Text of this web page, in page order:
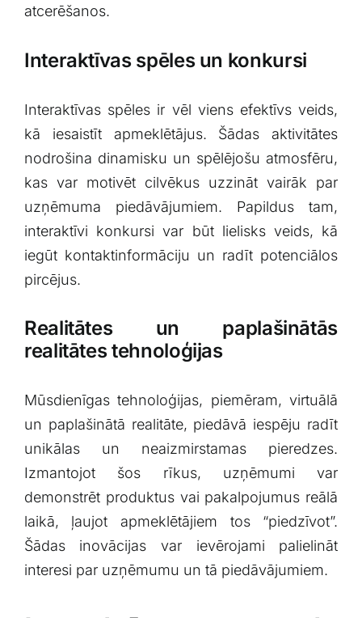
atcerēšanos.
Interaktīvas spēles ​un konkursi
Interaktīvas spēles ir vēl viens efektīvs veids,
kā iesaistīt apmeklētājus. Šādas aktivitātes
nodrošina dinamisku un spēlējošu atmosfēru,
⁢kas var motivēt cilvēkus uzzināt vairāk ‍par‌
uzņēmuma piedāvājumiem. Papildus tam,
interaktīvi konkursi ⁢var būt lielisks veids, kā
iegūt kontaktinformāciju un radīt potenciālos
pircējus.
Realitātes un paplašinātās
realitātes tehnoloģijas
Mūsdienīgas tehnoloģijas, piemēram, virtuālā
un paplašinātā realitāte, ‌piedāvā iespēju radīt
unikālas⁣ un neaizmirstamas pieredzes.
Izmantojot šos rīkus, uzņēmumi var
demonstrēt produktus vai pakalpojumus reālā
⁣laikā, ļaujot apmeklētājiem tos “piedzīvot”.
Šādas inovācijas var ievērojami palielināt
interesi par uzņēmumu ⁢un tā piedāvājumiem.